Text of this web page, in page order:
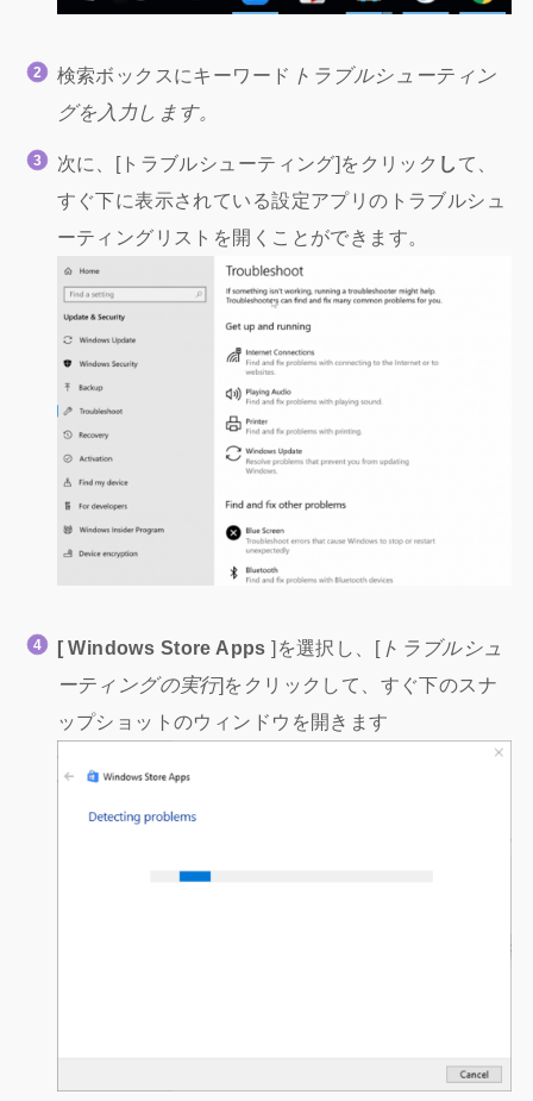
検索ボックスにキーワード トラブルシューティン
グを入力します。
次に、[トラブルシューティング]をクリック し て、
すぐ下に表示されている設定アプリのトラブルシュ
ーティングリストを開くことができます。
[ Windows Store Apps ]を選択し、[トラブルシュ
ーティングの実行]をクリックして、すぐ下のスナ
ップショットのウィンドウを開きます